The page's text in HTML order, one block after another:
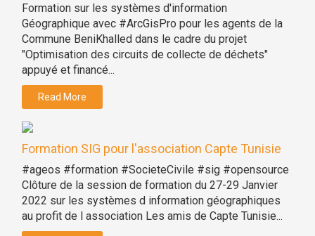
Formation sur les systèmes d'information
Géographique avec #ArcGisPro pour les agents de la
Commune BeniKhalled dans le cadre du projet
"Optimisation des circuits de collecte de déchets"
appuyé et financé...
Read More
Formation SIG pour l'association Capte Tunisie
#ageos #formation #SocieteCivile #sig #opensource
Clôture de la session de formation du 27-29 Janvier
2022 sur les systèmes d information géographiques
au profit de l association Les amis de Capte Tunisie...